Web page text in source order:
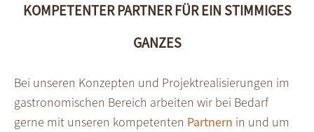
KOMPETENTER PARTNER FÜR EIN STIMMIGES
GANZES
Bei unseren Kon­zepten und Projekt­reali­sie­rungen im
gastro­no­mischen Bereich arbeiten wir bei Bedarf
gerne mit unseren kompe­tenten Partnern in und um